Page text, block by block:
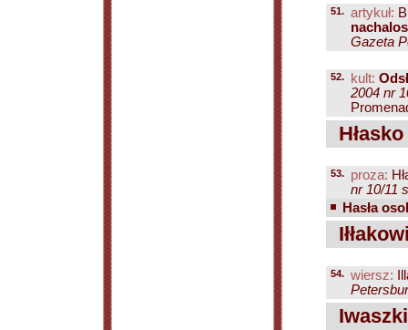
51. artykuł:
Gazeta
52. kult:
2004 nr
53. proza:
nr 10/11
Hasła
54. wiersz: